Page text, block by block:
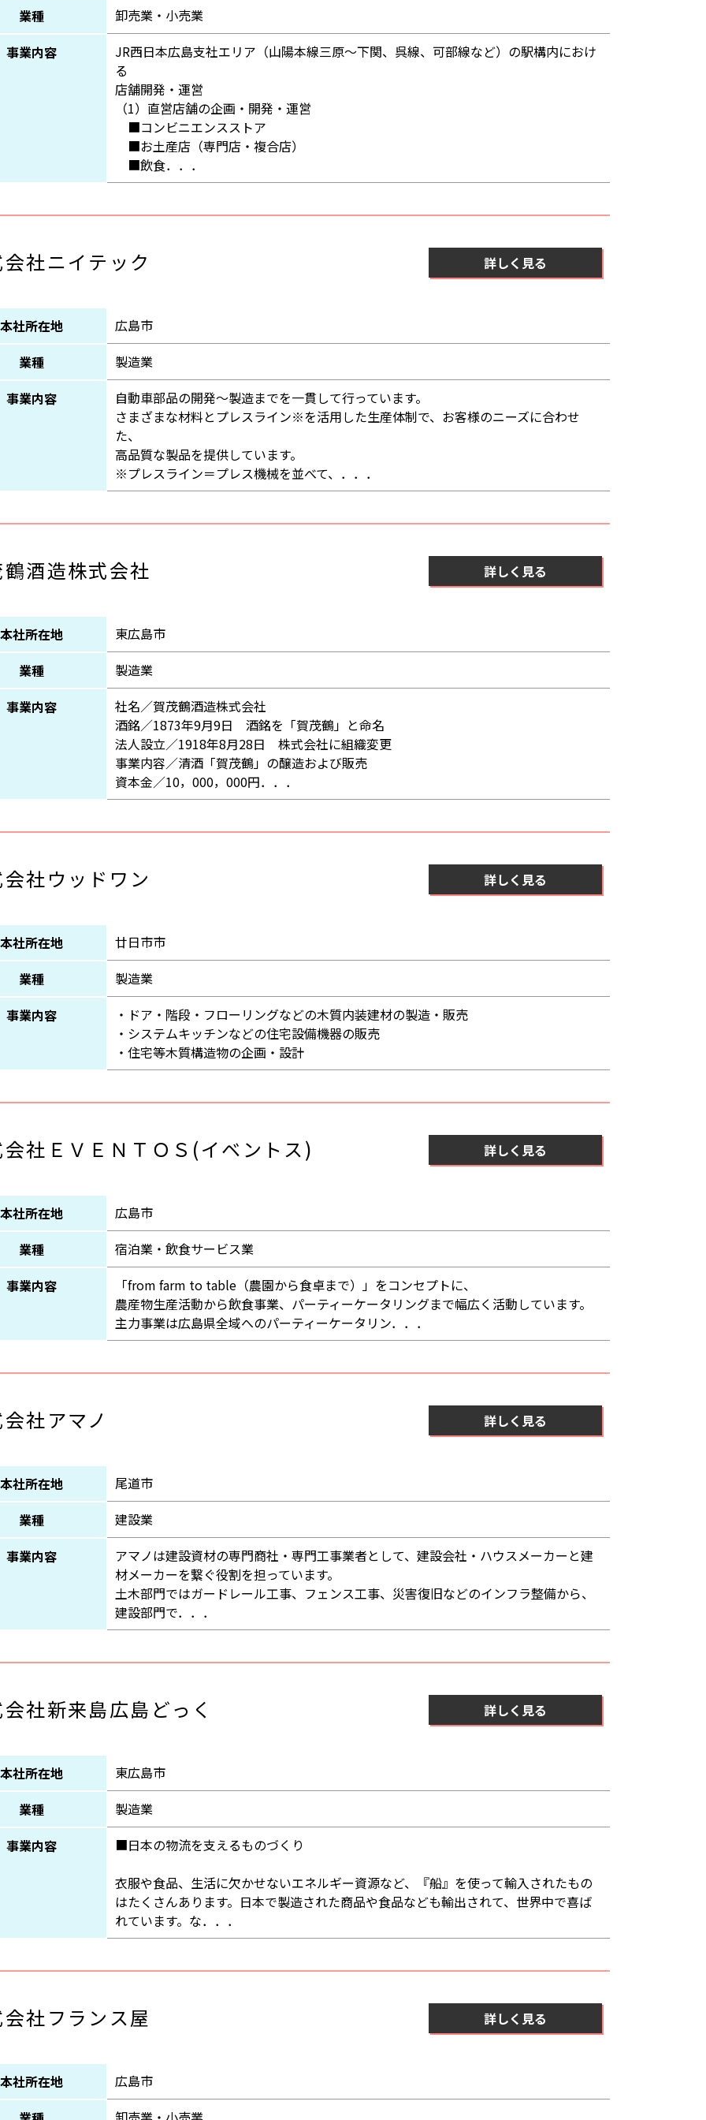
業種
卸売業・小売業
事業内容
JR西日本広島支社エリア（山陽本線三原～下関、呉線、可部線など）の駅構内におけ
る
店舗開発・運営
（1）直営店舗の企画・開発・運営
■コンビニエンスストア
■お土産店（専門店・複合店）
■飲食．．．
社ニイテック 詳しく見る
本社所在地
広島市
業種
製造業
事業内容
自動車部品の開発～製造までを一貫して行っています。
さまざまな材料とプレスライン※を活用した生産体制で、お客様のニーズに合わせ
た、
高品質な製品を提供しています。
※プレスライン＝プレス機械を並べて、．．．
酒造株式会社 詳しく見る
本社所在地
東広島市
業種
製造業
事業内容
社名／賀茂鶴酒造株式会社
酒銘／1873年9月9日 酒銘を「賀茂鶴」と命名
法人設立／1918年8月28日 株式会社に組織変更
事業内容／清酒「賀茂鶴」の醸造および販売
資本金／10，000，000円．．．
社ウッドワン 詳しく見る
本社所在地
廿日市市
業種
製造業
事業内容
・ドア・階段・フローリングなどの木質内装建材の製造・販売
・システムキッチンなどの住宅設備機器の販売
・住宅等木質構造物の企画・設計
社ＥＶＥＮＴＯＳ(イベントス) 詳しく見る
本社所在地
広島市
業種
宿泊業・飲食サービス業
事業内容
「from farm to table（農園から食卓まで）」をコンセプトに、
農産物生産活動から飲食事業、パーティーケータリングまで幅広く活動しています。
主力事業は広島県全域へのパーティーケータリン．．．
社アマノ 詳しく見る
本社所在地
尾道市
業種
建設業
事業内容
アマノは建設資材の専門商社・専門工事業者として、建設会社・ハウスメーカーと建
材メーカーを繋ぐ役割を担っています。
土木部門ではガードレール工事、フェンス工事、災害復旧などのインフラ整備から、
建設部門で．．．
社新来島広島どっく 詳しく見る
本社所在地
東広島市
業種
製造業
事業内容
■日本の物流を支えるものづくり
衣服や食品、生活に欠かせないエネルギー資源など、『船』を使って輸入されたもの
はたくさんあります。日本で製造された商品や食品なども輸出されて、世界中で喜ば
れています。な．．．
社フランス屋 詳しく見る
本社所在地
広島市